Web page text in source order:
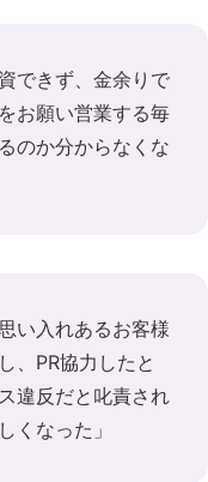
できず、金余りで
お願い営業する毎
のか分からなくな
い入れあるお客様
、PR協力したと
違反だと叱責され
くなった」